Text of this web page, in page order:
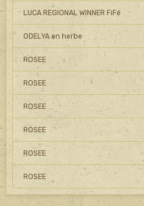
LUCA REGIONAL WINNER FiFé
ODELYA en herbe
ROSEE
ROSEE
ROSEE
ROSEE
ROSEE
ROSEE